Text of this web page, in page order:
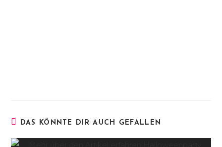
DAS KÖNNTE DIR AUCH GEFALLEN